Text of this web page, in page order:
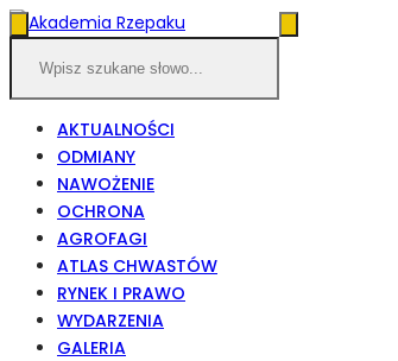
AKTUALNOŚCI
ODMIANY
NAWOŻENIE
OCHRONA
AGROFAGI
ATLAS CHWASTÓW
RYNEK I PRAWO
WYDARZENIA
GALERIA